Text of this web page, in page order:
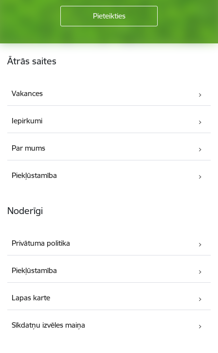
Kājene
Ātrās saites
Vakances
Iepirkumi
Par mums
Piekļūstamība
Noderīgi
Privātuma politika
Piekļūstamība
Lapas karte
Sīkdatņu izvēles maiņa